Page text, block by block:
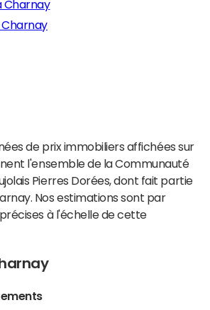
Charnay
Charnay
de prix immobiliers affichées sur
l'ensemble de la Communauté
Pierres Dorées, dont fait partie
Nos estimations sont par
à l'échelle de cette